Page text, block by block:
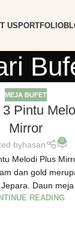
USPORTFOLIO
MEJA BUFET
Pintu
Mirror
byhasan 0
Melodi Plus
dan gold
Daun meja
READING